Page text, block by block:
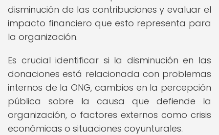
disminución de las contribuciones y evaluar el
impacto financiero que esto representa para
la organización.
Es crucial identificar si la disminución en las
donaciones está relacionada con problemas
internos de la ONG, cambios en la percepción
pública sobre la causa que defiende la
organización, o factores externos como crisis
económicas o situaciones coyunturales.